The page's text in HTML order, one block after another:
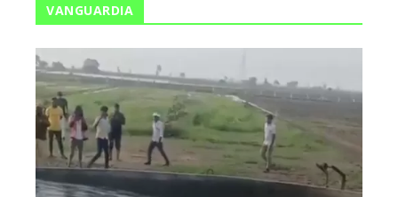
VANGUARDIA